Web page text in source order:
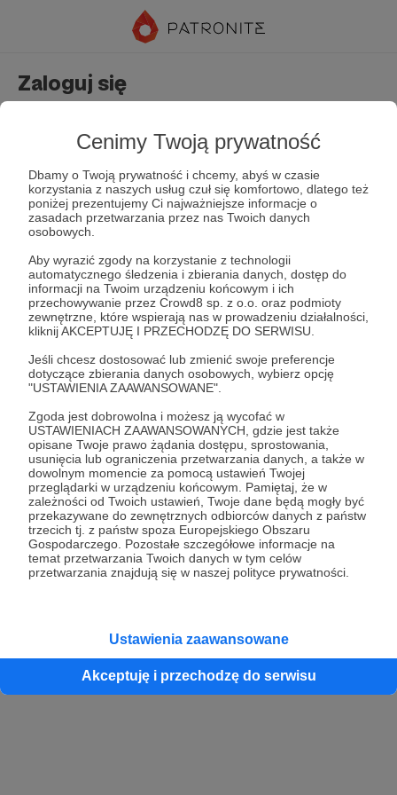
Cenimy Twoją prywatność
Dbamy o Twoją prywatność i chcemy, abyś w czasie
korzystania z naszych usług czuł się komfortowo, dlatego też
poniżej prezentujemy Ci najważniejsze informacje o
zasadach przetwarzania przez nas Twoich danych
osobowych.
Aby wyrazić zgody na korzystanie z technologii
automatycznego śledzenia i zbierania danych, dostęp do
informacji na Twoim urządzeniu końcowym i ich
przechowywanie przez Crowd8 sp. z o.o. oraz podmioty
zewnętrzne, które wspierają nas w prowadzeniu działalności,
kliknij AKCEPTUJĘ I PRZECHODZĘ DO SERWISU.
Jeśli chcesz dostosować lub zmienić swoje preferencje
dotyczące zbierania danych osobowych, wybierz opcję
"USTAWIENIA ZAAWANSOWANE".
Zgoda jest dobrowolna i możesz ją wycofać w
USTAWIENIACH ZAAWANSOWANYCH, gdzie jest także
opisane Twoje prawo żądania dostępu, sprostowania,
usunięcia lub ograniczenia przetwarzania danych, a także w
dowolnym momencie za pomocą ustawień Twojej
przeglądarki w urządzeniu końcowym. Pamiętaj, że w
zależności od Twoich ustawień, Twoje dane będą mogły być
przekazywane do zewnętrznych odbiorców danych z państw
trzecich tj. z państw spoza Europejskiego Obszaru
Gospodarczego. Pozostałe szczegółowe informacje na
temat przetwarzania Twoich danych w tym celów
przetwarzania znajdują się w naszej polityce prywatności.
Ustawienia zaawansowane
Akceptuję i przechodzę do serwisu
Zaloguj się
Zapamiętaj mnie Zapomniałeś hasła?
Zaloguj
lub
Kontynuuj z Google
Kontynuuj z Facebook
Kontynuuj z Apple
konta przez osobę niepełnoletnią” dostępny w regulaminie Patronite.pl